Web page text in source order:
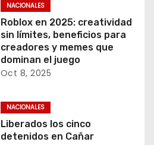
NACIONALES
Roblox en 2025: creatividad
sin límites, beneficios para
creadores y memes que
dominan el juego
Oct 8, 2025
NACIONALES
Liberados los cinco
detenidos en Cañar